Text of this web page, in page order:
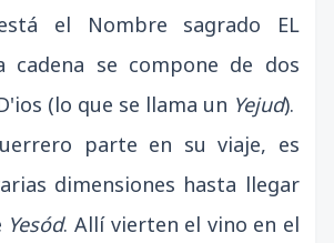
el Nombre sagrado EL
cadena se compone de dos
(lo que se llama un Yejud).
parte en su viaje, es
dimensiones hasta llegar
Yesód. Allí vierten el vino en el